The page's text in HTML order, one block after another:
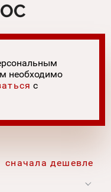
необходимо
с
сначала дешевле